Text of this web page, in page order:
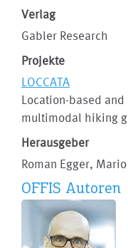
Verlag
Gabler Research
Projekte
LOCCATA
Location-based
multimodal hiking
Herausgeber
Roman Egger, Mario
OFFIS Autoren